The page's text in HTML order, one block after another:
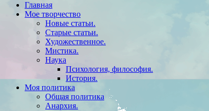
Главная
Мое творчество
Новые статьи.
Старые статьи.
Художественное.
Мистика.
Наука
Психология, философия.
История.
Моя политика
Общая политика
Анархия.